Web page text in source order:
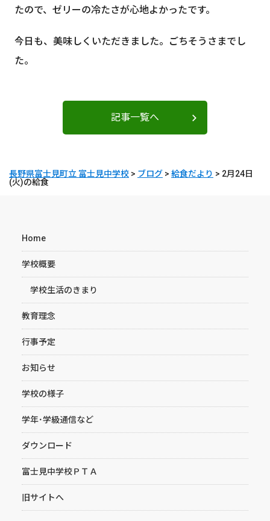
たので、ゼリーの冷たさが心地よかったです。
今日も、美味しくいただきました。ごちそうさまでし
た。
記事一覧へ
長野県富士見町立 富士見中学校 > ブログ > 給食だより > 2月24日
(火)の給食
Home
学校概要
学校生活のきまり
教育理念
行事予定
お知らせ
学校の様子
学年･学級通信など
ダウンロード
富士見中学校ＰＴＡ
旧サイトへ